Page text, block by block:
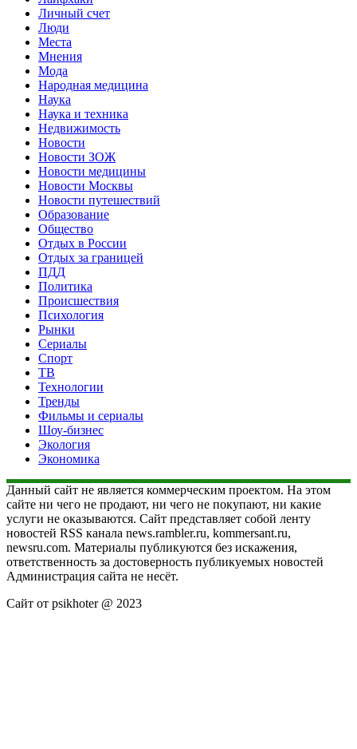
Личный счет
Люди
Места
Мнения
Мода
Народная медицина
Наука
Наука и техника
Недвижимость
Новости
Новости ЗОЖ
Новости медицины
Новости Москвы
Новости путешествий
Образование
Общество
Отдых в России
Отдых за границей
ПДД
Политика
Происшествия
Психология
Рынки
Сериалы
Спорт
ТВ
Технологии
Тренды
Фильмы и сериалы
Шоу-бизнес
Экология
Экономика
Данный сайт не является коммерческим проектом. На этом
сайте ни чего не продают, ни чего не покупают, ни какие
услуги не оказываются. Сайт представляет собой ленту
новостей RSS канала news.rambler.ru, kommersant.ru,
newsru.com. Материалы публикуются без искажения,
ответственность за достоверность публикуемых новостей
Администрация сайта не несёт.
Сайт от psikhoter @ 2023